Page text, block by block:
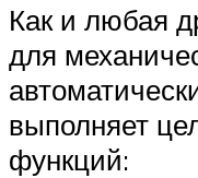
Как и любая
для
выполняет
функций: